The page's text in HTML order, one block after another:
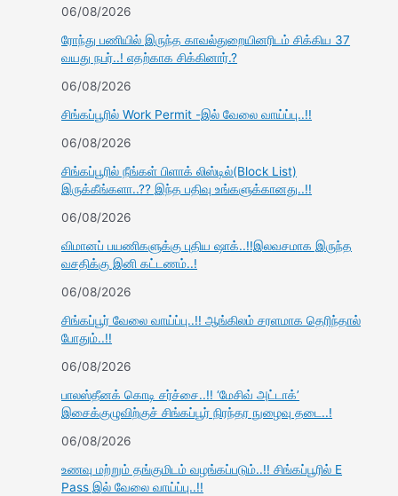
06/08/2026
ரோந்து பணியில் இருந்த காவல்துறையினரிடம் சிக்கிய 37
வயது நபர்..! எதற்காக சிக்கினார்.?
06/08/2026
சிங்கப்பூரில் Work Permit -இல் வேலை வாய்ப்பு..!!
06/08/2026
சிங்கப்பூரில் நீங்கள் பிளாக் லிஸ்டில்(Block List)
இருக்கீங்களா..?? இந்த பதிவு உங்களுக்கானது..!!
06/08/2026
விமானப் பயணிகளுக்கு புதிய ஷாக்..!!இலவசமாக இருந்த
வசதிக்கு இனி கட்டணம்..!
06/08/2026
சிங்கப்பூர் வேலை வாய்ப்பு..!! ஆங்கிலம் சரளமாக தெரிந்தால்
போதும்..!!
06/08/2026
பாலஸ்தீனக் கொடி சர்ச்சை..!! ‘மேசிவ் அட்டாக்’
இசைக்குழுவிற்குச் சிங்கப்பூர் நிரந்தர நுழைவு தடை..!
06/08/2026
உணவு மற்றும் தங்குமிடம் வழங்கப்படும்..!! சிங்கப்பூரில் E
Pass இல் வேலை வாய்ப்பு..!!